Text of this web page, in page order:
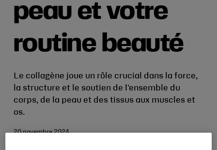
peau et votre
routine beauté
Le collagène joue un rôle crucial dans la force,
la structure et le soutien de l'ensemble du
corps, de la peau et des tissus aux muscles et
os.
20 novembre 2024